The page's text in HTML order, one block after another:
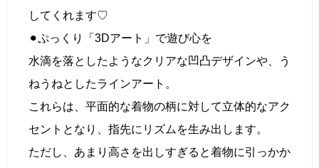
してくれます♡
⚫︎ぷっくり「3Dアート」で遊び心を
水滴を落としたようなクリアな凹凸デザインや、う
ねうねとしたラインアート。
これらは、平面的な着物の柄に対して立体的なアク
セントとなり、指先にリズムを生み出します。
ただし、あまり高さを出しすぎると着物に引っかか